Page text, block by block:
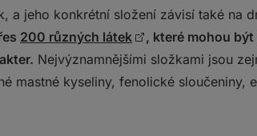
a jeho konkrétní složení závisí také na
200 různých látek
, které mohou
Nejvýznamnějšími složkami jsou
mastné kyseliny, fenolické sloučeniny,